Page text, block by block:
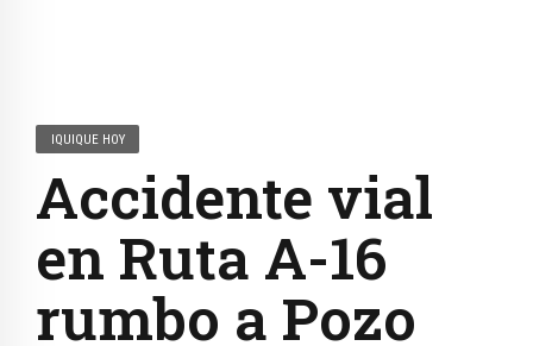
IQUIQUE HOY
Accidente vial
en Ruta A-16
rumbo a Pozo